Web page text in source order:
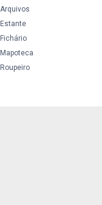
Arquivos
Estante
Fichário
Mapoteca
Roupeiro